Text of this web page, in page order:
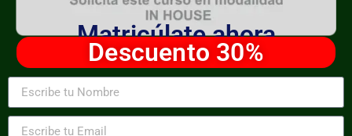
Matricúlate ahora
Descuento 30%